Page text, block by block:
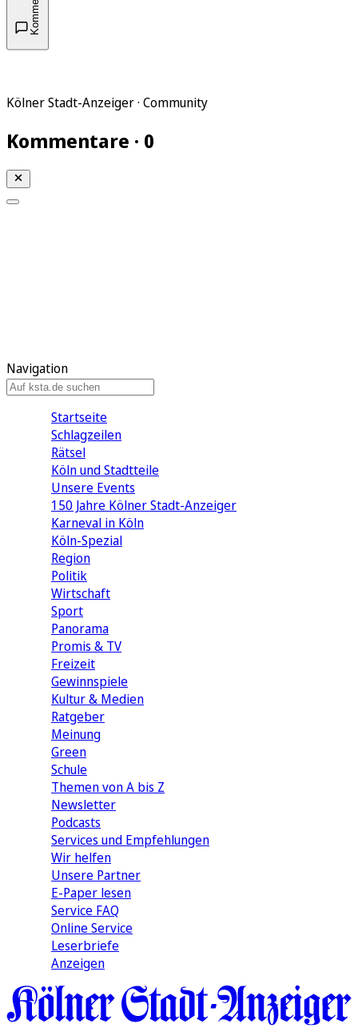
Kölner Stadt-Anzeiger · Community
Kommentare · 0
Navigation
Startseite
Schlagzeilen
Rätsel
Köln und Stadtteile
Unsere Events
150 Jahre Kölner Stadt-Anzeiger
Karneval in Köln
Köln-Spezial
Region
Politik
Wirtschaft
Sport
Panorama
Promis & TV
Freizeit
Gewinnspiele
Kultur & Medien
Ratgeber
Meinung
Green
Schule
Themen von A bis Z
Newsletter
Podcasts
Services und Empfehlungen
Wir helfen
Unsere Partner
E-Paper lesen
Service FAQ
Online Service
Leserbriefe
Anzeigen